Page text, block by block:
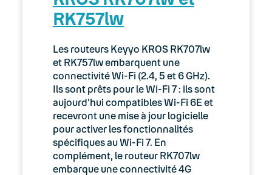
03. Accès Internet
04. Téléphonie fixe
05. Téléphonie Mobile
06. Cybersécurité
Keyyo Connect
Keyyo Visio
RK757lw
Les routeurs Keyyo KROS RK707lw
et RK757lw embarquent une
connectivité Wi-Fi (2.4, 5 et 6 GHz).
Ils sont prêts pour le Wi-Fi 7 : ils sont
aujourd’hui compatibles Wi-Fi 6E et
recevront une mise à jour logicielle
pour activer les fonctionnalités
spécifiques au Wi-Fi 7. En
complément, le routeur RK707lw
embarque une connectivité 4G